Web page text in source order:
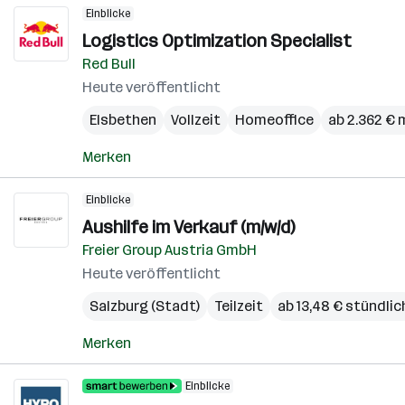
Einblicke
Logistics Optimization Specialist
Red Bull
Heute veröffentlicht
Elsbethen
Vollzeit Homeoffice ab 2.362 €
Merken
Einblicke
Aushilfe im Verkauf (m/w/d)
Freier Group Austria GmbH
Heute veröffentlicht
Salzburg (Stadt)
Teilzeit ab 13,48 €
Merken
Einblicke